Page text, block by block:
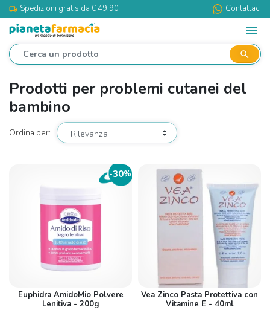
local_shipping Spedizioni gratis da € 49,90 Contattaci
menu
search
Prodotti per problemi cutanei del
bambino
Ordina per:
-30%
Euphidra AmidoMio Polvere
Lenitiva - 200g
Vea Zinco Pasta Protettiva con
Vitamine E - 40ml